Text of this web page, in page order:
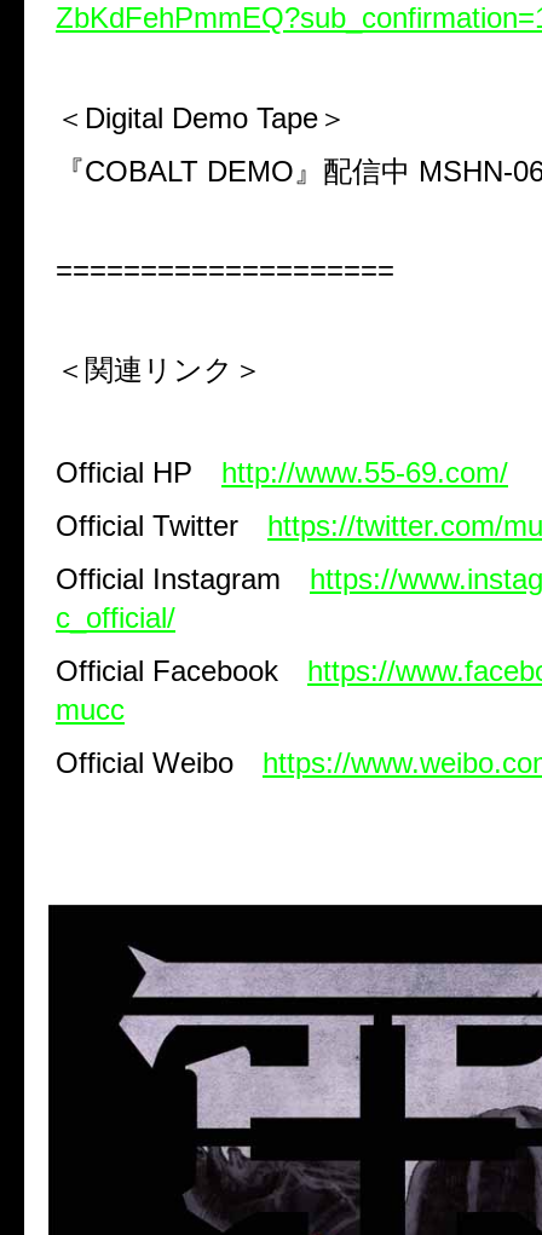
＜Digital Demo Tape＞
『COBALT DEMO 』配信中 MSHN-
====================
＜関連リンク＞
Official HP
http://www.55-69.com/
Official Twitter
https://twitter.com/
Official Instagram
https://
c_official/
Official Facebook
https://
mucc
Official Weibo
https://